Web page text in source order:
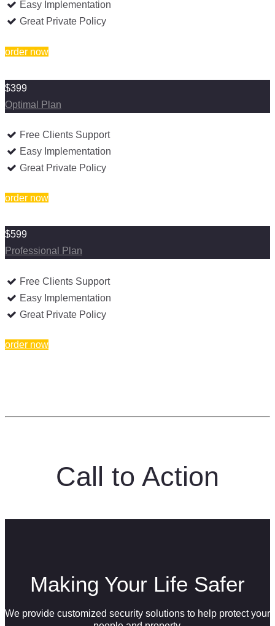
Easy Implementation
Great Private Policy
order now
$399
Optimal Plan
Free Clients Support
Easy Implementation
Great Private Policy
order now
$599
Professional Plan
Free Clients Support
Easy Implementation
Great Private Policy
order now
Call to Action
Making Your Life Safer
We provide customized security solutions to help protect your